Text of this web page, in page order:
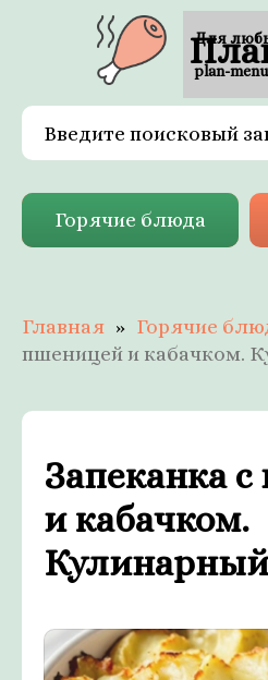
Горячие блюда
Главная Горячие
пшеницей и кабачком.
Запеканка
и кабачком.
Для
plan-